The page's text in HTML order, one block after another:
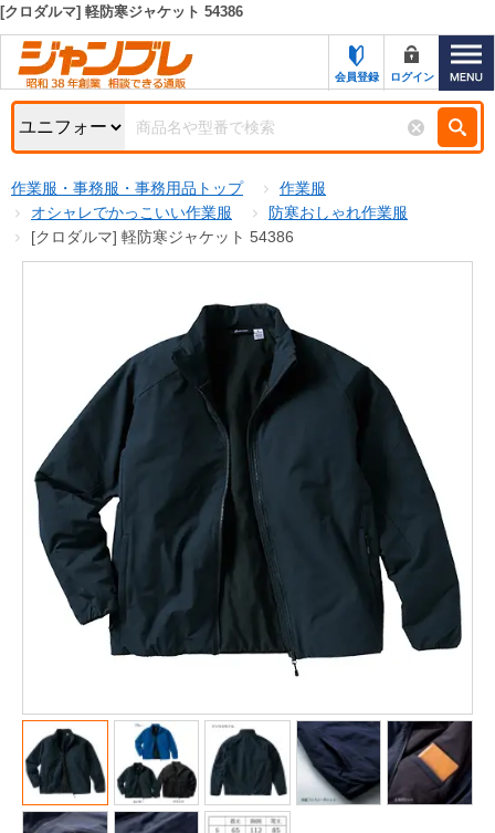
カテゴリー一覧
お知らせ
特集・キャンペーン一覧
初めての方へ
お問い合わせ
FAX注文用紙の印刷
ジャンブレの特長
新規登録キャンペーン
メーカーカタログ一覧
カタログ請求（無料）
試着サンプル無料貸し出し
デジタルカタログ
キーワード検索
検索条件
商品カテゴリから選ぶ
キャンペーン
売れ筋
オリジナル
処分品
販売終了
販売価格(税抜き)で絞る
円まで
[クロダルマ] 軽防寒ジャケット 54386
会員登録 ログイン
作業服・事務服・事務用品トップ
作業服
オシャレでかっこいい作業服
防寒おしゃれ作業服
[クロダルマ] 軽防寒ジャケット 54386